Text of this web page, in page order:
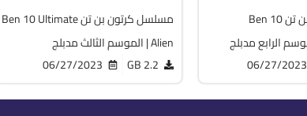
مسلسل كرتون بن تن Ben 10
06/27/2023
مسلسل كرتون بن تن Ben 10 Ultimate
Alien | الموسم الثالث مدبلج
2.2 GB
06/27/2023